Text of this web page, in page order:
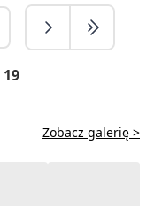
19
Zobacz galerię >